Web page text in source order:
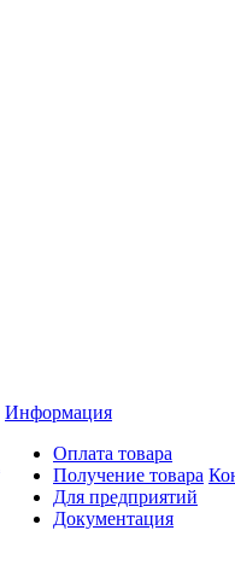
Информация
Оплата товара
Получение товара
Для предприятий
Документация